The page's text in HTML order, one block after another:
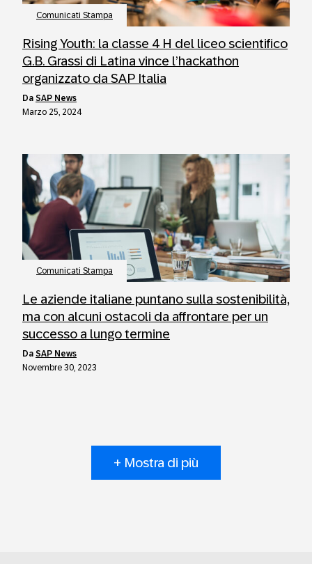
Comunicati Stampa
Rising Youth: la classe 4 H del liceo scientifico
G.B. Grassi di Latina vince l’hackathon
organizzato da SAP Italia
da SAP News
Marzo 25, 2024
Comunicati Stampa
Le aziende italiane puntano sulla sostenibilità,
ma con alcuni ostacoli da affrontare per un
successo a lungo termine
da SAP News
Novembre 30, 2023
+ Mostra di più